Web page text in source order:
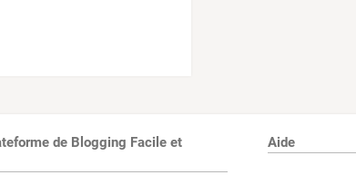
de Blogging Facile et
Aide